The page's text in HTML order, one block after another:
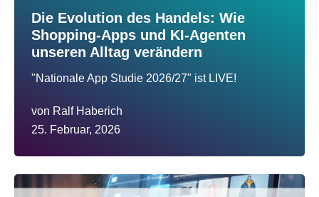
Die Evolution des Handels: Wie
Shopping-Apps und KI-Agenten
unseren Alltag verändern
"Nationale App Studie 2026/27" ist LIVE!
von Ralf Haberich
25. Februar, 2026